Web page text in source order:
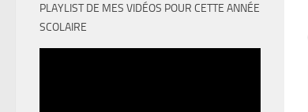
PLAYLIST DE MES VIDÉOS POUR CETTE ANNÉE
SCOLAIRE